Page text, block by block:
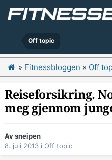
Off topic
» Fitnessbloggen » Off
Reiseforsikring.
meg gjennom
Avsneipen
8. juli 2013 i Off topic